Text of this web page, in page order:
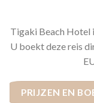
Tigaki Beach Hotel
U boekt deze reis
PRIJZEN EN